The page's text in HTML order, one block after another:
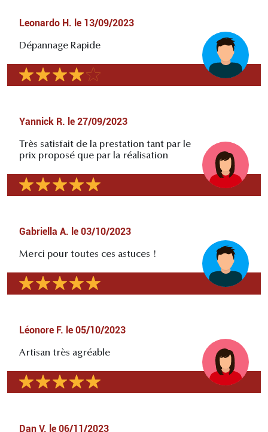
Leonardo H. le 13/09/2023
Dépannage Rapide
Yannick R. le 27/09/2023
Très satisfait de la prestation tant par le
prix proposé que par la réalisation
Gabriella A. le 03/10/2023
Merci pour toutes ces astuces !
Léonore F. le 05/10/2023
Artisan très agréable
Dan V. le 06/11/2023